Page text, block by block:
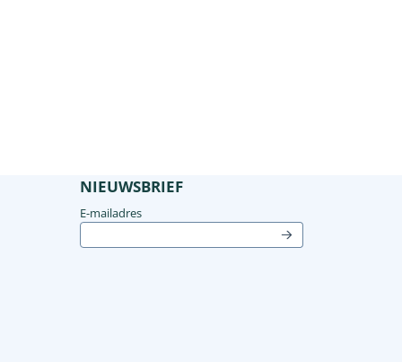
NIEUWSBRIEF
E-mailadresVul je e-mailadres in voor de nieuwsbrief